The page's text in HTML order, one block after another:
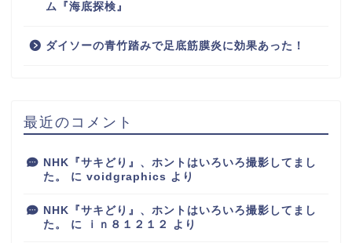
ム『海底探検』
ダイソーの青竹踏みで足底筋膜炎に効果あった！
最近のコメント
NHK『サキどり』、ホントはいろいろ撮影してまし
た。
に voidgraphics より
NHK『サキどり』、ホントはいろいろ撮影してまし
た。
に ｉｎ８１２１２ より